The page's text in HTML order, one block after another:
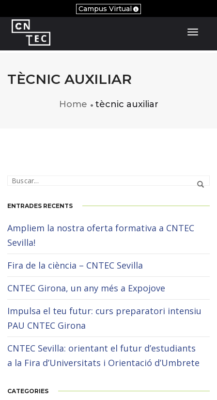
Campus Virtual
TÈCNIC AUXILIAR
Home tècnic auxiliar
ENTRADES RECENTS
Ampliem la nostra oferta formativa a CNTEC
Sevilla!
Fira de la ciència – CNTEC Sevilla
CNTEC Girona, un any més a Expojove
Impulsa el teu futur: curs preparatori intensiu
PAU CNTEC Girona
CNTEC Sevilla: orientant el futur d’estudiants
a la Fira d’Universitats i Orientació d’Umbrete
CATEGORIES